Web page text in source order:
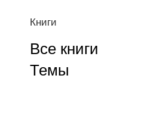
Книги
Все книги
Темы